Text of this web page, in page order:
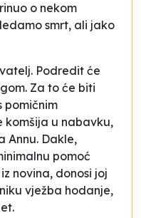
o nekom
smrt, ali jako
Podredit će
Za to će biti
pomičnim
komšija u nabavku,
Annu. Dakle,
pomoć
novina, donosi joj
vježba hodanje,